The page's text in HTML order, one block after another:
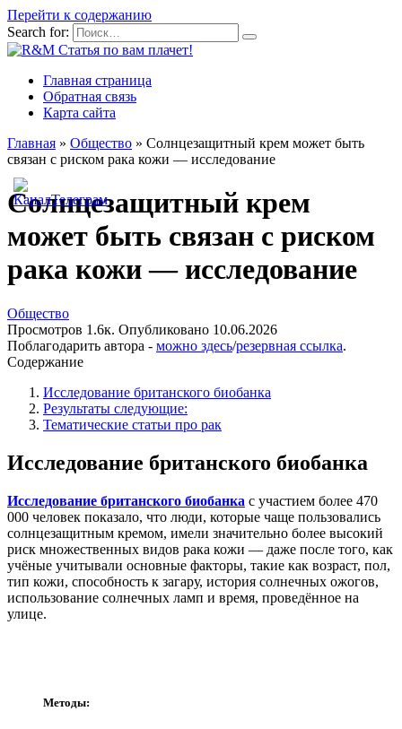
Перейти к содержанию
Search for:
Главная страница
Обратная связь
Карта сайта
Главная » Общество » Солнцезащитный крем может быть
связан с риском рака кожи — исследование
Солнцезащитный крем
может быть связан с риском
рака кожи — исследование
Общество
Просмотров 1.6к. Опубликовано 10.06.2026
Поблагодарить автора - можно здесь/резервная ссылка.
Содержание
Исследование британского биобанка
Результаты следующие:
Тематические статьи про рак
Исследование британского биобанка
Исследование британского биобанка с участием более 470
000 человек показало, что люди, которые чаще пользовались
солнцезащитным кремом, имели значительно более высокий
риск множественных видов рака кожи — даже после того, как
учёные учитывали основные факторы, такие как возраст, пол,
тип кожи, способность к загару, история солнечных ожогов,
использование солнечных ламп и время, проведённое на
улице.
Методы: